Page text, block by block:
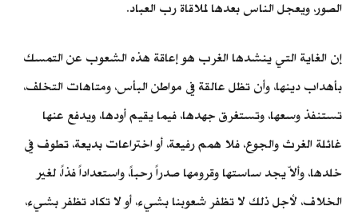
الصور، ويعجل الناس بعدها لملاقاة رب العباد.
إن الغاية التي ينشدها الغرب هو إعاقة هذه الشعوب عن التمسك
بأهداب دينها، وأن تظل عالقة في مواطن البأس، ومتاهات التخلف،
تستنفذ وسعها، وتستغرق جهدها، فيما يقيم أودها، ويدفع عنها
غائلة الغرث والجوع، فلا همم رفيعة، أو اختراعات بديعة، تطوف في
خلدها، وألاّ يجد ساستها وقرومها صدراً رحباً، واستعداداً فذاً، لغير
الخلاف، لأجل ذلك لا تظفر شعوبنا بشيء، أو لا تكاد تظفر بشيء،